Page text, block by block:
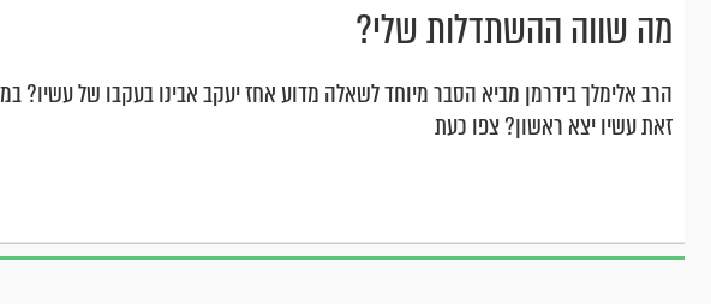
מה שווה ההשתדלות שלי?
הרב אלימלך בידרמן מביא הסבר מיוחד לשאלה מדוע אחז יעקב אבינו בעקבו של עשיו?
זאת עשיו יצא ראשון? צפו כעת